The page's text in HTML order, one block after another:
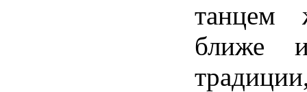
танцем
ближе